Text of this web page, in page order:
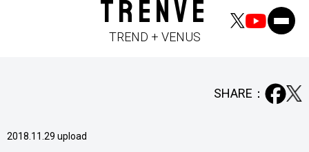
TRENVE
TREND + VENUS
2018.11.29 upload
SHARE：